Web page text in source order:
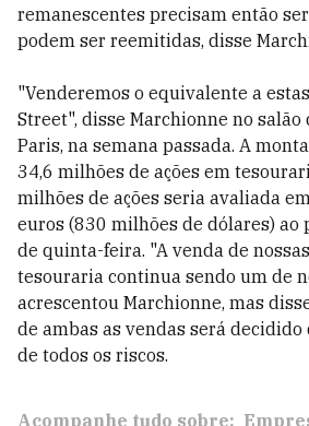
remanescentes precisam então
podem ser reemitidas, disse
"Venderemos o equivalente a
Street", disse Marchionne no salão
Paris, na semana passada. A
34,6 milhões de ações em
milhões de ações seria avaliada
euros (830 milhões de dólares) ao
de quinta-feira. "A venda de
tesouraria continua sendo um de
acrescentou Marchionne, mas
de ambas as vendas será
de todos os riscos.
Acompanhe tudo sobre: